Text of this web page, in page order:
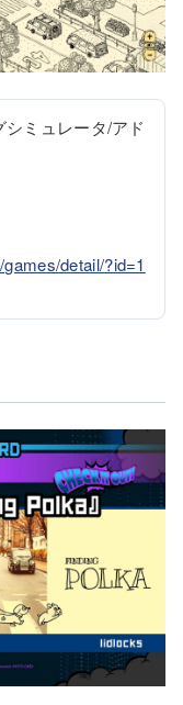
ミュレータ/アド
detail/?id=1